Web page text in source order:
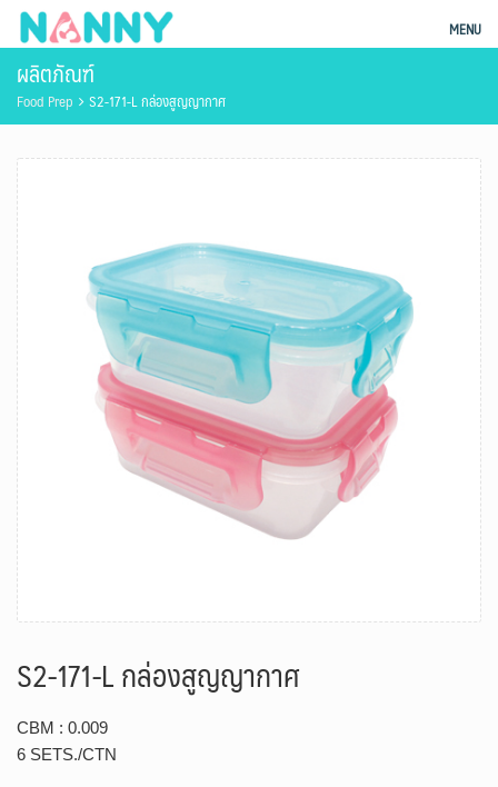
Skip
content
ผลิตภัณฑ์แม่และเด็ก Nanny MENU
ผลิตภัณฑ์
Food Prep S2-171-L กล่องสูญญากาศ
S2-171-L กล่องสูญญากาศ
CBM : 0.009
6 SETS./CTN